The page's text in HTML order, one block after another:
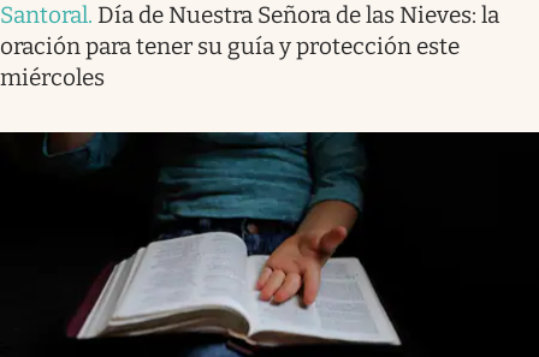
Santoral. Día de Nuestra Señora de las Nieves: la
oración para tener su guía y protección este
miércoles